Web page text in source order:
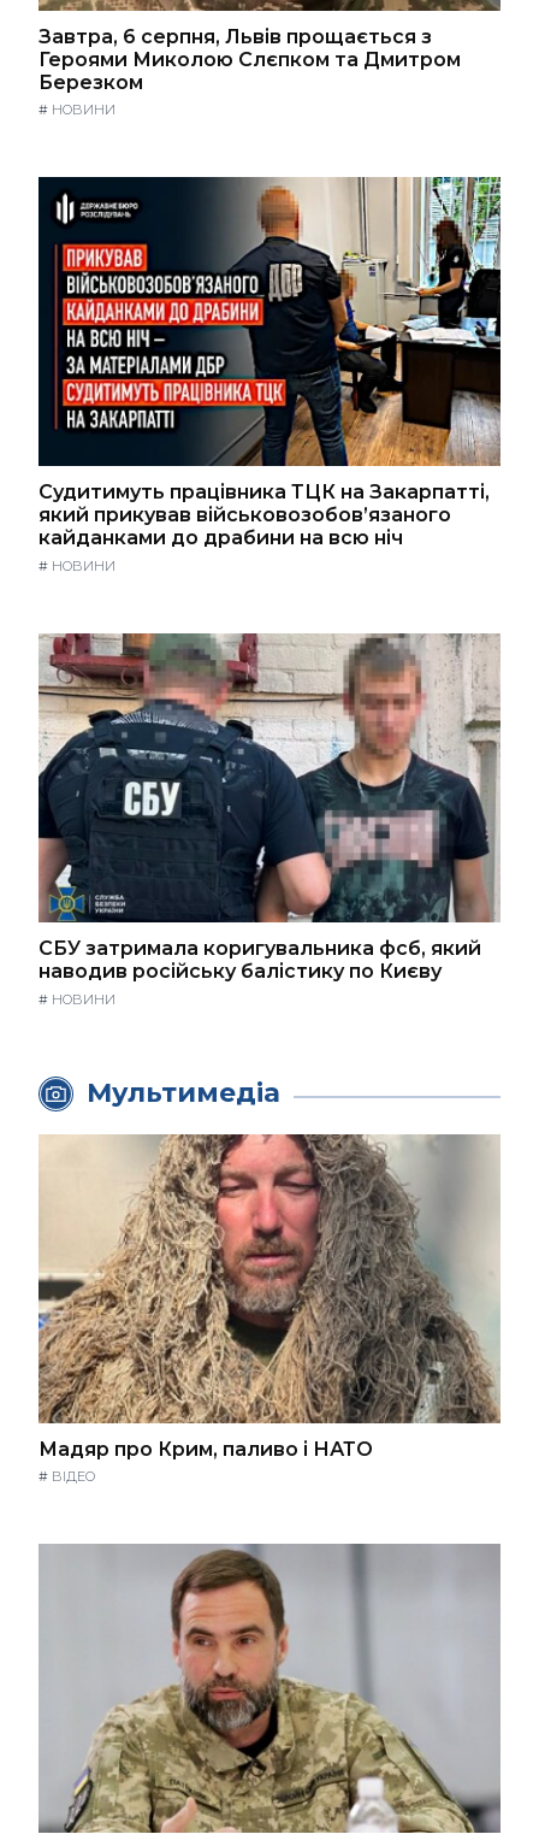
Завтра, 6 серпня, Львів прощається з
Героями Миколою Слєпком та Дмитром
Березком
# НОВИНИ
Судитимуть працівника ТЦК на Закарпатті,
який прикував військовозобов’язаного
кайданками до драбини на всю ніч
# НОВИНИ
СБУ затримала коригувальника фсб, який
наводив російську балістику по Києву
# НОВИНИ
Мультимедіа
Мадяр про Крим, паливо і НАТО
# ВІДЕО